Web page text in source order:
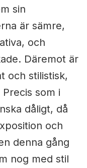
sin
är sämre,
och
Däremot är
och stilistisk,
som i
dåligt, då
och
denna gång
nog med stil